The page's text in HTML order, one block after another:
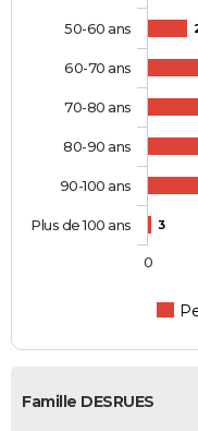
3
50-60 ans
60-70 ans
70-80 ans
80-90 ans
90-100 ans
Plus de 100 ans
0
Famille DESRUES